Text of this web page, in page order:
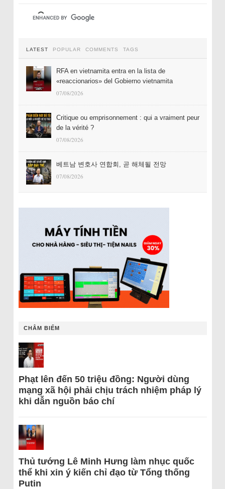
LATEST POPULAR COMMENTS TAGS
RFA en vietnamita entra en la lista de
«reaccionarios» del Gobierno vietnamita
07/08/2026
Critique ou emprisonnement : qui a vraiment peur
de la vérité ?
07/08/2026
베트남 변호사 연합회, 곧 해체될 전망
07/08/2026
CHÂM BIẾM
Phạt lên đến 50 triệu đồng: Người dùng
mạng xã hội phải chịu trách nhiệm pháp lý
khi dẫn nguồn báo chí
Thủ tướng Lê Minh Hưng làm nhục quốc
thể khi xin ý kiến chỉ đạo từ Tổng thống
Putin